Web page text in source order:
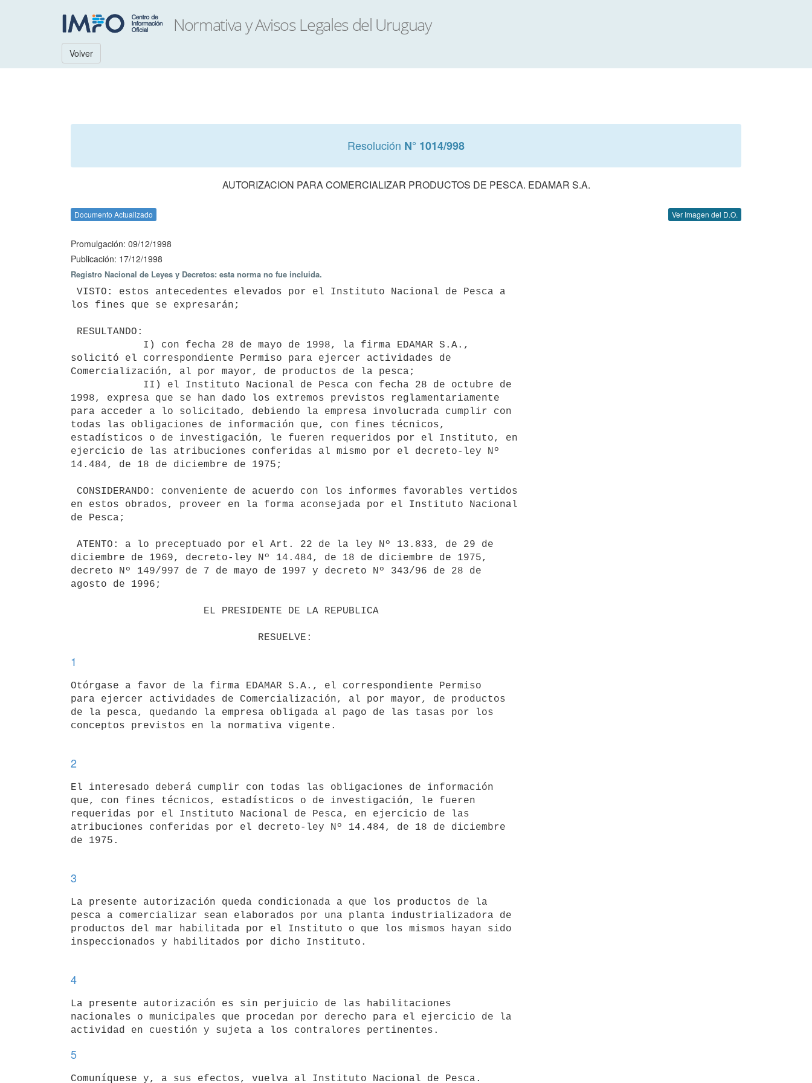
Volver
Resolución N° 1014/998
AUTORIZACION PARA COMERCIALIZAR PRODUCTOS DE PESCA. EDAMAR S.A.
Documento Actualizado Ver Imagen del D.O.
Promulgación: 09/12/1998
Publicación: 17/12/1998
Registro Nacional de Leyes y Decretos: esta norma no fue incluida.
los fines que se expresarán;
solicitó el correspondiente Permiso para ejercer actividades de
Comercialización, al por mayor, de productos de la pesca;
1998, expresa que se han dado los extremos previstos reglamentariamente
para acceder a lo solicitado, debiendo la empresa involucrada cumplir con
todas las obligaciones de información que, con fines técnicos,
estadísticos o de investigación, le fueren requeridos por el Instituto, en
ejercicio de las atribuciones conferidas al mismo por el decreto-ley Nº
14.484, de 18 de diciembre de 1975;
en estos obrados, proveer en la forma aconsejada por el Instituto Nacional
de Pesca;
diciembre de 1969, decreto-ley Nº 14.484, de 18 de diciembre de 1975,
decreto Nº 149/997 de 7 de mayo de 1997 y decreto Nº 343/96 de 28 de
agosto de 1996;
1
Otórgase a favor de la firma EDAMAR S.A., el correspondiente Permiso
para ejercer actividades de Comercialización, al por mayor, de productos
de la pesca, quedando la empresa obligada al pago de las tasas por los
conceptos previstos en la normativa vigente.
2
El interesado deberá cumplir con todas las obligaciones de información
que, con fines técnicos, estadísticos o de investigación, le fueren
requeridas por el Instituto Nacional de Pesca, en ejercicio de las
atribuciones conferidas por el decreto-ley Nº 14.484, de 18 de diciembre
de 1975.
3
La presente autorización queda condicionada a que los productos de la
pesca a comercializar sean elaborados por una planta industrializadora de
productos del mar habilitada por el Instituto o que los mismos hayan sido
inspeccionados y habilitados por dicho Instituto.
4
La presente autorización es sin perjuicio de las habilitaciones
nacionales o municipales que procedan por derecho para el ejercicio de la
5
Comuníquese y, a sus efectos, vuelva al Instituto Nacional de Pesca.